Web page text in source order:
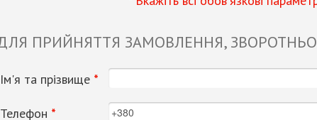
ПРИЙНЯТТЯ ЗАМОВЛЕННЯ,
Ім'я та прізвище *
Телефон *